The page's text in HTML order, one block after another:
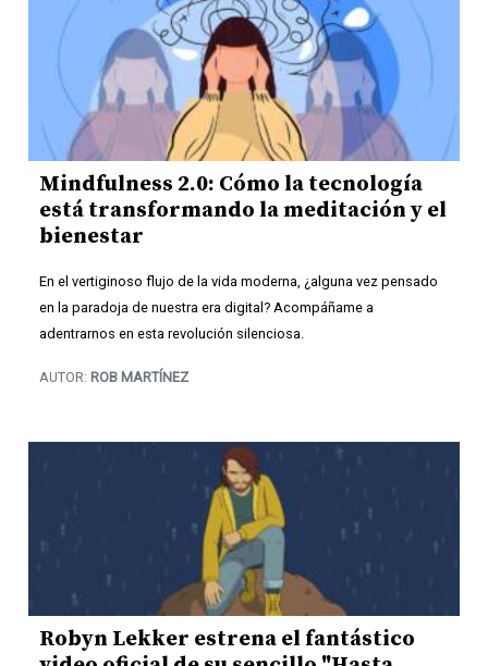
Mindfulness 2.0: Cómo la tecnología
está transformando la meditación y el
bienestar
En el vertiginoso flujo de la vida moderna, ¿alguna vez pensado
en la paradoja de nuestra era digital? Acompáñame a
adentrarnos en esta revolución silenciosa.
AUTOR: ROB MARTÍNEZ
Robyn Lekker estrena el fantástico